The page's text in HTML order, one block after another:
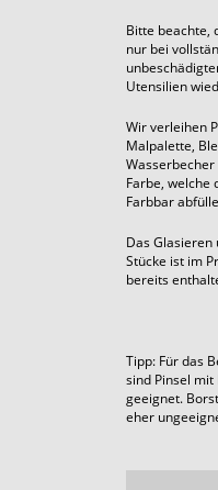
Bitte beachte,
nur bei
Utensilien
Wir verleihen
Malpalette,
Farbe, welche
Farbbar
Das
Stücke ist im
bereits
Tipp: Für das
sind Pinsel
geeignet.
eher